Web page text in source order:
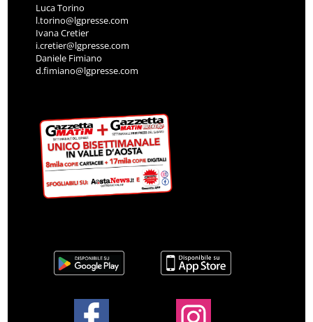
Luca Torino
l.torino@lgpresse.com
Ivana Cretier
i.cretier@lgpresse.com
Daniele Fimiano
d.fimiano@lgpresse.com